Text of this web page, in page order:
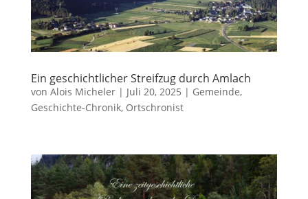
Ein geschichtlicher Streifzug durch Amlach
von Alois Micheler| Juli 20, 2025 | Gemeinde,
Geschichte-Chronik, Ortschronist